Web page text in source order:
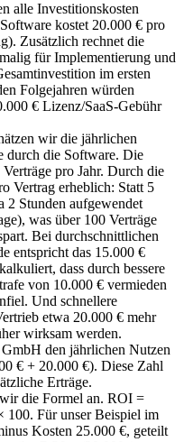
alle Investitionskosten
kostet 20.000 € pro
Zusätzlich rechnet die
für Implementierung und
im ersten
Folgejahren würden
€ Lizenz/SaaS-Gebühr
wir die jährlichen
durch die Software. Die
pro Jahr. Durch die
Vertrag erheblich: Statt 5
2 Stunden aufgewendet
was über 100 Verträge
Bei durchschnittlichen
entspricht das 15.000 €
dass durch bessere
von 10.000 € vermieden
Und schnellere
etwa 20.000 € mehr
wirksam werden.
den jährlichen Nutzen
€ + 20.000 €). Diese Zahl
Erträge.
die Formel an. ROI =
100. Für unser Beispiel im
Kosten 25.000 €, geteilt